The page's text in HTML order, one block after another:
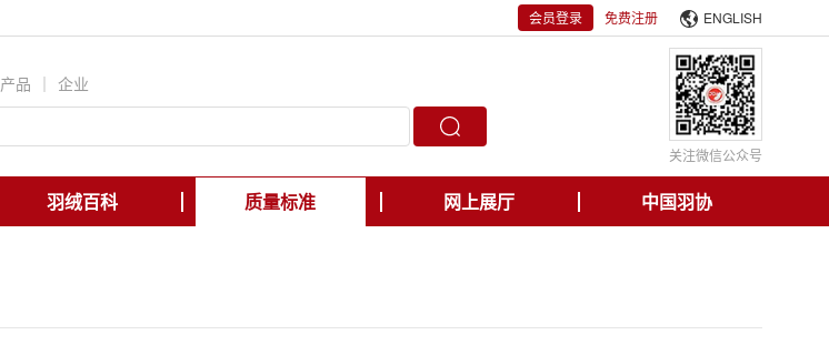
会员登录 免费注册 ENGLISH
产品 ｜ 企业
关注微信公众号
羽绒百科 质量标准 网上展厅 中国羽协